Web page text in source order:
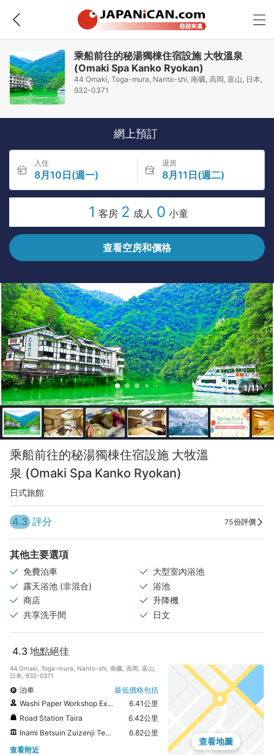
乘船前往的秘湯獨棟住宿設施 大牧溫泉
(Omaki Spa Kanko Ryokan)
44 Omaki, Toga-mura, Nanto-shi, 南礪, 高岡, 富山, 日本,
932-0371
網上預訂
入住
8月10日(週一)
退房
8月11日(週二)
1 客房 2 成人 0 小童
查看空房和價格
1/11
乘船前往的秘湯獨棟住宿設施 大牧溫
泉 (Omaki Spa Kanko Ryokan)
日式旅館
4.3 評分 75份評價
其他主要選項
免費泊車
大型室內浴池
露天浴池 (非混合)
浴池
商店
升降機
共享洗手間
日文
4.3 地點絕佳
44 Omaki, Toga-mura, Nanto-shi, 南礪, 高岡, 富山,
日本, 932-0371
泊車
最低價格包括
Washi Paper Workshop Experience hall
6.41公里
Road Station Taira
6.42公里
Inami Betsuin Zuizenji Temple
6.82公里
查看附近
查看地圖